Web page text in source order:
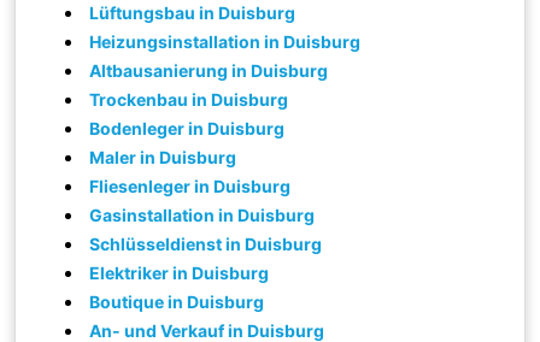
Lüftungsbau in Duisburg
Heizungsinstallation in Duisburg
Altbausanierung in Duisburg
Trockenbau in Duisburg
Bodenleger in Duisburg
Maler in Duisburg
Fliesenleger in Duisburg
Gasinstallation in Duisburg
Schlüsseldienst in Duisburg
Elektriker in Duisburg
Boutique in Duisburg
An- und Verkauf in Duisburg